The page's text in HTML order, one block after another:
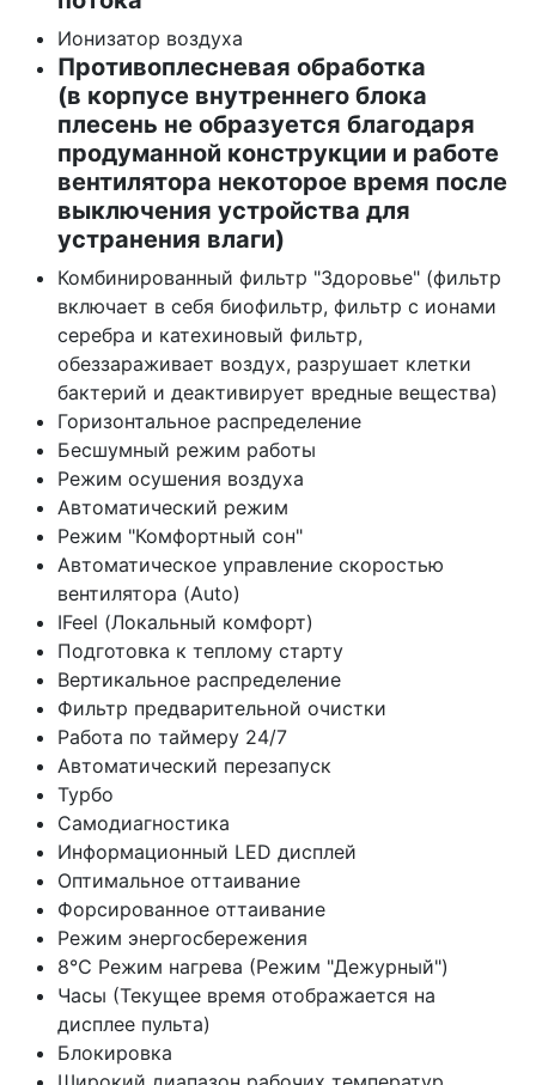
Ионизатор воздуха
Противоплесневая обработка
(в корпусе внутреннего блока
плесень не образуется благодаря
продуманной конструкции и работе
вентилятора некоторое время после
выключения устройства для
устранения влаги)
Комбинированный фильтр "Здоровье" (фильтр
включает в себя биофильтр, фильтр с ионами
серебра и катехиновый фильтр,
обеззараживает воздух, разрушает клетки
бактерий и деактивирует вредные вещества)
Горизонтальное распределение
Бесшумный режим работы
Режим осушения воздуха
Автоматический режим
Режим "Комфортный сон"
Автоматическое управление скоростью
вентилятора (Auto)
IFeel (Локальный комфорт)
Подготовка к теплому старту
Вертикальное распределение
Фильтр предварительной очистки
Работа по таймеру 24/7
Автоматический перезапуск
Турбо
Самодиагностика
Информационный LED дисплей
Оптимальное оттаивание
Форсированное оттаивание
Режим энергосбережения
8℃ Режим нагрева (Режим "Дежурный")
Часы (Текущее время отображается на
дисплее пульта)
Блокировка